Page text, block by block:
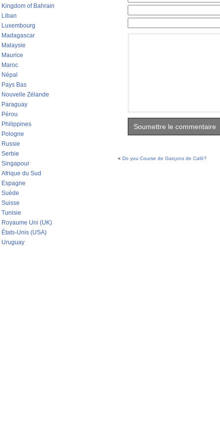
Kingdom of Bahrain
Liban
Luxembourg
Madagascar
Malaysie
Maurice
Maroc
Népal
Pays Bas
Nouvelle Zélande
Paraguay
Pérou
Philippines
Pologne
Russie
Serbie
Singapour
Afrique du Sud
Espagne
Suède
Suisse
Tunisie
Royaume Uni (UK)
États-Unis (USA)
Uruguay
« Do you Course de Garçons de Café?